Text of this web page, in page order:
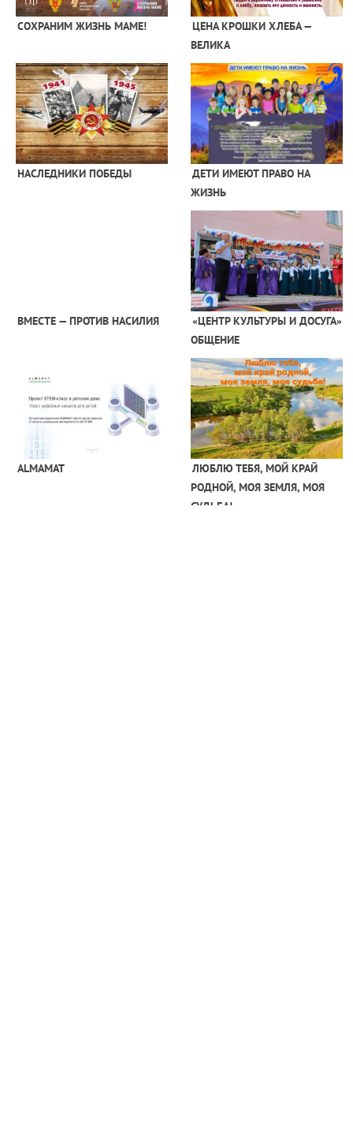
СОХРАНИМ ЖИЗНЬ МАМЕ!
ЦЕНА КРОШКИ ХЛЕБА —
ВЕЛИКА
НАСЛЕДНИКИ ПОБЕДЫ
ДЕТИ ИМЕЮТ ПРАВО НА
ЖИЗНЬ
ВМЕСТЕ — ПРОТИВ НАСИЛИЯ
«ЦЕНТР КУЛЬТУРЫ И ДОСУГА»
ОБЩЕНИЕ
ALMAMAT
ЛЮБЛЮ ТЕБЯ, МОЙ КРАЙ
РОДНОЙ, МОЯ ЗЕМЛЯ, МОЯ
СУДЬБА!